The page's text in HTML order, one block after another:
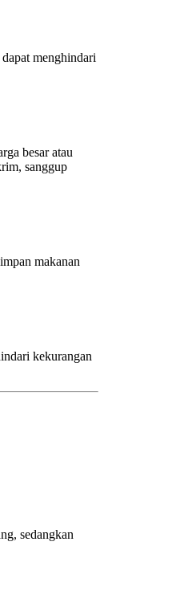
menghindari
besar atau
sanggup
makanan
kekurangan
sedangkan